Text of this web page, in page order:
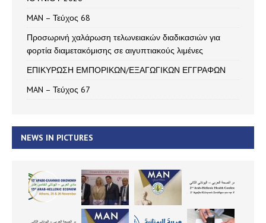
MAN – Τεύχος 68
Προσωρινή χαλάρωση τελωνειακών διαδικασιών για
φορτία διαμετακόμισης σε αιγυπτιακούς λιμένες
ΕΠΙΚΥΡΩΣΗ ΕΜΠΟΡΙΚΩΝ/ΕΞΑΓΩΓΙΚΩΝ ΕΓΓΡΑΦΩΝ
MAN – Τεύχος 67
NEWS IN PICTURES